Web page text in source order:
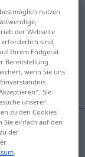
nutzen
der Webseite
erforderlich sind,
Ihrem Endgerät
Bereitstellung
wenn Sie uns
Sie
unserer
zu den Cookies
Sie einfach auf den
der
.